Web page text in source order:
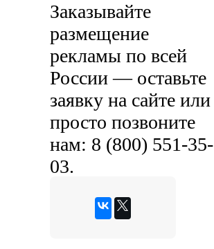
Заказывайте
размещение
рекламы по всей
России — оставьте
заявку на сайте или
просто позвоните
нам: 8 (800) 551-35-
03.